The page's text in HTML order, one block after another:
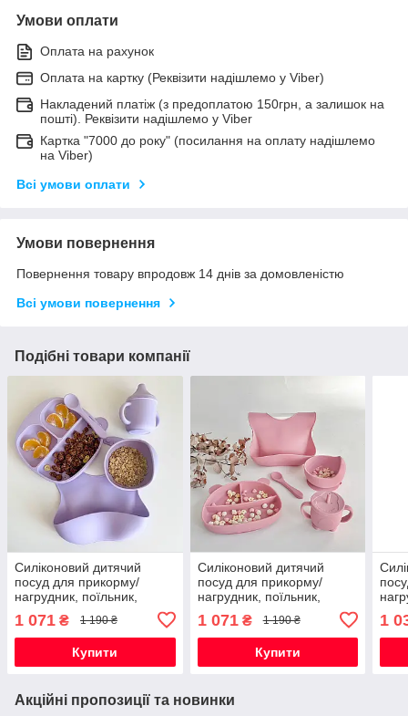
Умови оплати
Оплата на рахунок
Оплата на картку (Реквізити надішлемо у Viber)
Накладений платіж (з предоплатою 150грн, а залишок на
пошті). Реквізити надішлемо у Viber
Картка "7000 до року" (посилання на оплату надішлемо
на Viber)
Всі умови оплати
Умови повернення
Повернення товару впродовж 14 днів за домовленістю
Всі умови повернення
Подібні товари компанії
Силіконовий дитячий
посуд для прикорму/
нагрудник, поїльник,
секційна, ложка
1 071 ₴ 1 190 ₴
Купити
Силіконовий дитячий
посуд для прикорму/
нагрудник, поїльник,
тарілка глибока, тарілка
секційна, ложка
1 071₴ 1 190 ₴
Купити
1
Акційні пропозиції та новинки